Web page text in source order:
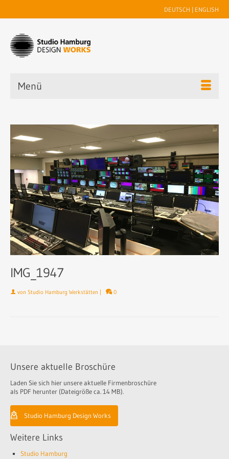
DEUTSCH | ENGLISH
Menü
IMG_1947
von Studio Hamburg Werkstätten | 0
Unsere aktuelle Broschüre
Laden Sie sich hier unsere aktuelle Firmenbroschüre
als PDF herunter (Dateigröße ca. 14 MB).
Studio Hamburg Design Works
Weitere Links
Studio Hamburg